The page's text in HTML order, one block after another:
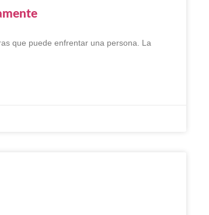
que puede enfrentar una persona. La